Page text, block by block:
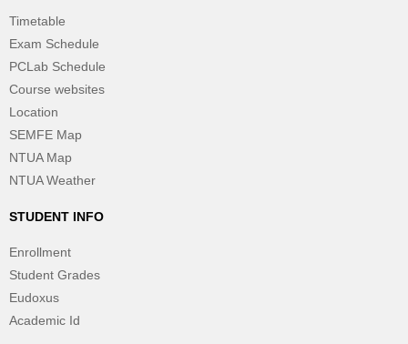
Timetable
Exam Schedule
PCLab Schedule
Course websites
Location
SEMFE Map
NTUA Map
NTUA Weather
STUDENT INFO
Enrollment
Student Grades
Eudoxus
Academic Id